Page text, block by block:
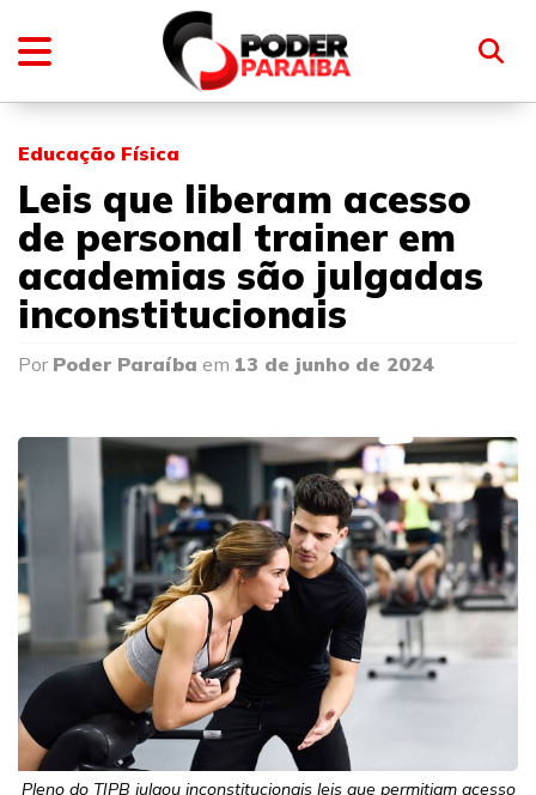
Educação Física
Leis que liberam acesso
de personal trainer em
academias são julgadas
inconstitucionais
Por Poder Paraíba em 13 de junho de 2024
Pleno do TJPB julgou inconstitucionais leis que permitiam acesso